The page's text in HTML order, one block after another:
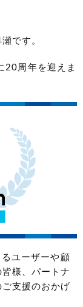
です。
周年を迎えま
ユーザーや顧
様、パートナ
支援のおかげ